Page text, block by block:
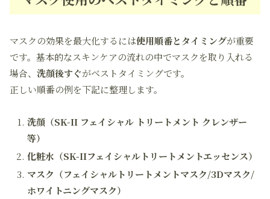
マスクの効果を最大化するには使用順番とタイミングが重要
です。基本的なスキンケアの流れの中でマスクを取り入れる
場合、 洗顔後すぐがベストタイミングです。
正しい順番の例を下記に整理します。
洗顔（SK-II フェイシャル トリートメント クレンザー
等）
化粧水（SK-IIフェイシャルトリートメントエッセンス）
マスク（フェイシャルトリートメントマスク/3Dマスク/
ホワイトニングマスク）